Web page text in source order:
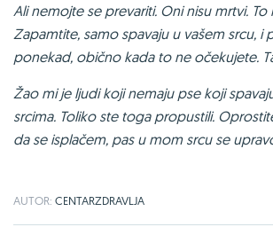
Ali nemojte se prevariti. Oni nisu mrtvi. To
Zapamtite, samo spavaju u vašem srcu, i
ponekad, obično kada to ne očekujete.
Žao mi je ljudi koji nemaju pse koji
srcima. Toliko ste toga propustili.
da se isplačem, pas u mom srcu se
AUTOR: CENTARZDRAVLJA